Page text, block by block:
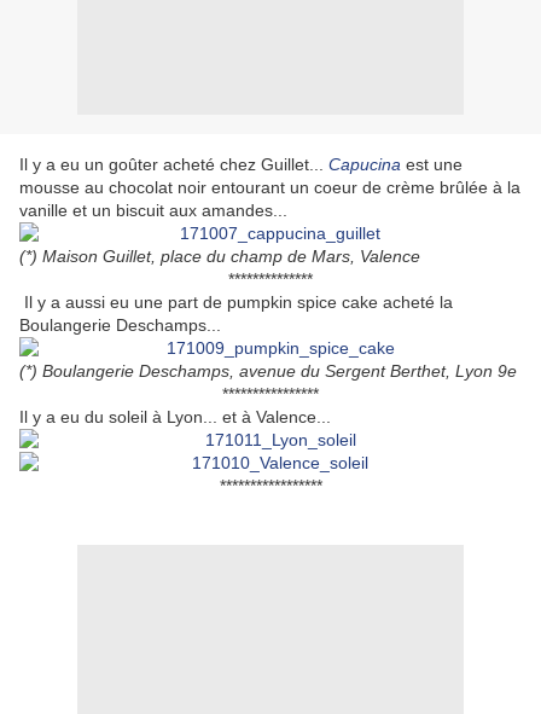
Il y a eu un goûter acheté chez Guillet... Capucina est une
mousse au chocolat noir entourant un coeur de crème brûlée à la
vanille et un biscuit aux amandes...
(*) Maison Guillet, place du champ de Mars, Valence
**************
Il y a aussi eu une part de pumpkin spice cake acheté la
Boulangerie Deschamps...
(*) Boulangerie Deschamps, avenue du Sergent Berthet, Lyon 9e
****************
Il y a eu du soleil à Lyon... et à Valence...
*****************